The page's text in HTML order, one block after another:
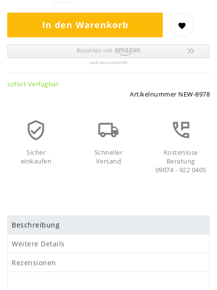
In den Warenkorb
sofort Verfügbar
Artikelnummer NEW-8978
Sicher
einkaufen
Schneller
Versand
Kostenlose
Beratung
09074 - 922 0405
Beschreibung
Weitere Details
Rezensionen